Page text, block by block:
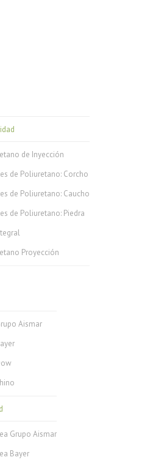
de Inyección
de Poliuretano: Corcho
de Poliuretano: Caucho
de Poliuretano: Piedra
Proyección
Aismar
Grupo Aismar
Bayer